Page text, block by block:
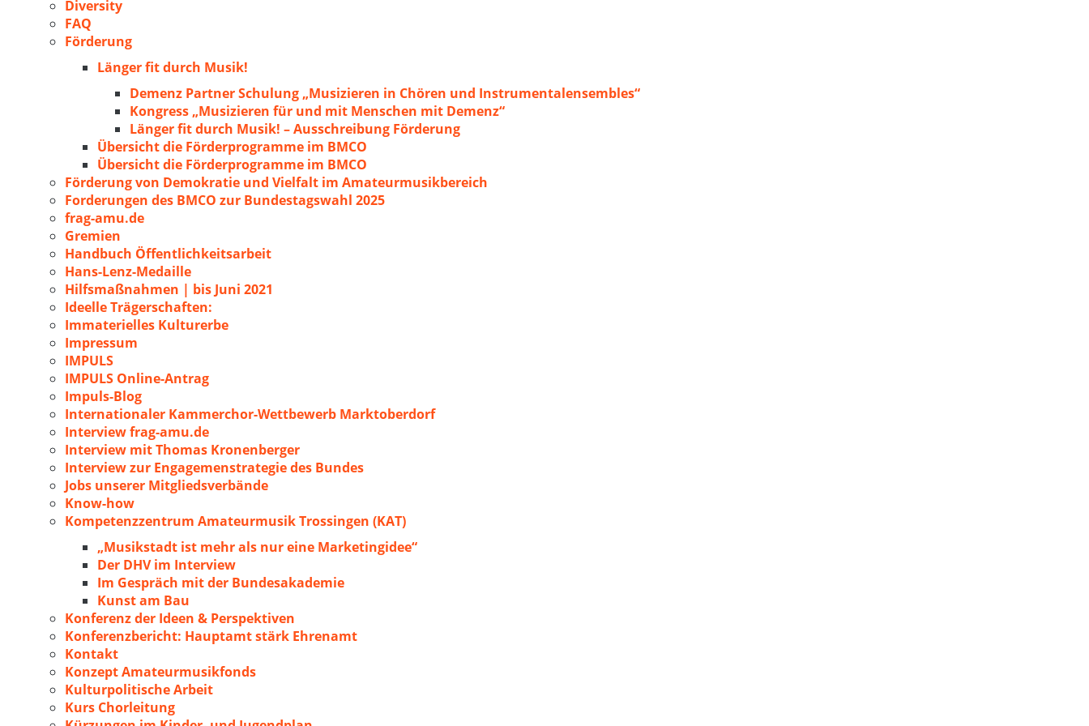
Diversity
FAQ
Förderung
Länger fit durch Musik!
Demenz Partner Schulung „Musizieren in Chören und Instrumentalensembles“
Kongress „Musizieren für und mit Menschen mit Demenz“
Länger fit durch Musik! – Ausschreibung Förderung
Übersicht die Förderprogramme im BMCO
Übersicht die Förderprogramme im BMCO
Förderung von Demokratie und Vielfalt im Amateurmusikbereich
Forderungen des BMCO zur Bundestagswahl 2025
frag-amu.de
Gremien
Handbuch Öffentlichkeitsarbeit
Hans-Lenz-Medaille
Hilfsmaßnahmen | bis Juni 2021
Ideelle Trägerschaften:
Immaterielles Kulturerbe
Impressum
IMPULS
IMPULS Online-Antrag
Impuls-Blog
Internationaler Kammerchor-Wettbewerb Marktoberdorf
Interview frag-amu.de
Interview mit Thomas Kronenberger
Interview zur Engagemenstrategie des Bundes
Jobs unserer Mitgliedsverbände
Know-how
Kompetenzzentrum Amateurmusik Trossingen (KAT)
„Musikstadt ist mehr als nur eine Marketingidee“
Der DHV im Interview
Im Gespräch mit der Bundesakademie
Kunst am Bau
Konferenz der Ideen & Perspektiven
Konferenzbericht: Hauptamt stärk Ehrenamt
Kontakt
Konzept Amateurmusikfonds
Kulturpolitische Arbeit
Kurs Chorleitung